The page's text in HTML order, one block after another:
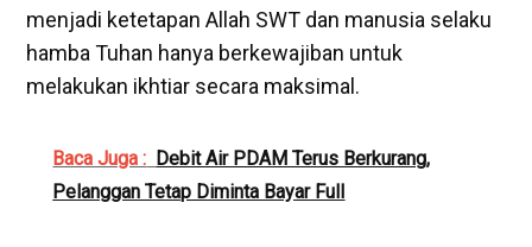
menjadi ketetapan Allah SWT dan manusia selaku
hamba Tuhan hanya berkewajiban untuk
melakukan ikhtiar secara maksimal.
Baca Juga : Debit Air PDAM Terus Berkurang,
Pelanggan Tetap Diminta Bayar Full